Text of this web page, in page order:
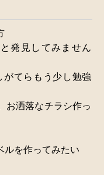
発見してみません
がてらもう少し勉強
お洒落なチラシ作っ
ルを作ってみたい